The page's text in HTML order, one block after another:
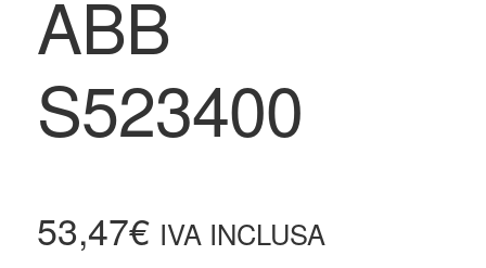
ABB
S523400
53,47€ IVA INCLUSA